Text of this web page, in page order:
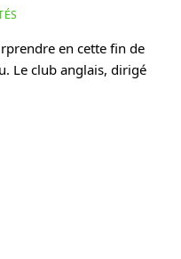
en cette fin de
Le club anglais, dirigé